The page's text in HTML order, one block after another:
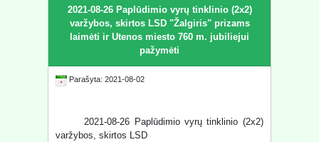
2021-08-26 Paplūdimio vyrų tinklinio (2x2)
varžybos, skirtos LSD "Žalgiris" prizams
laimėti ir Utenos miesto 760 m. jubiliejui
pažymėti
Parašyta: 2021-08-02
2021-08-26 Paplūdimio vyrų tinklinio (2x2)
varžybos, skirtos LSD